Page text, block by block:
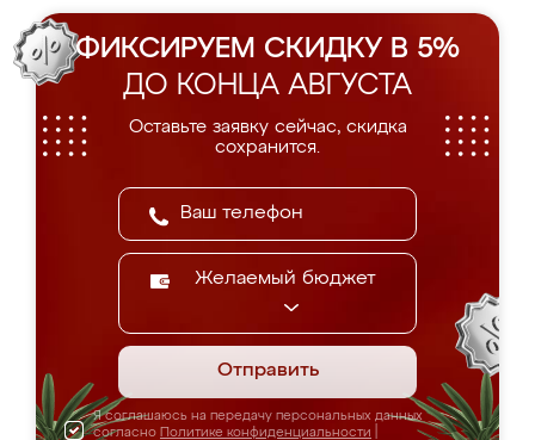
ФИКСИРУЕМ СКИДКУ В 5%
ДО КОНЦА АВГУСТА
Оставьте заявку сейчас, скидка
сохранится.
Желаемый бюджет
Отправить
Я соглашаюсь на передачу персональных данных
согласно Политике конфиденциальности